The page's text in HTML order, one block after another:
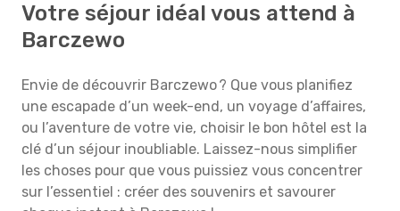
Votre séjour idéal vous attend à
Barczewo
Envie de découvrir Barczewo ? Que vous planifiez
une escapade d’un week-end, un voyage d’affaires,
ou l’aventure de votre vie, choisir le bon hôtel est la
clé d’un séjour inoubliable. Laissez-nous simplifier
les choses pour que vous puissiez vous concentrer
sur l’essentiel : créer des souvenirs et savourer